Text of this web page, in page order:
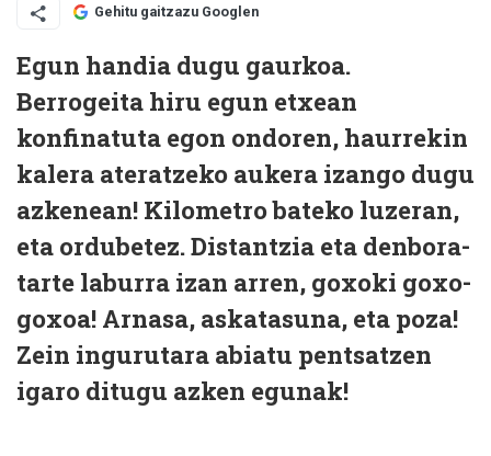
Gehitu gaitzazu Googlen
Egun handia dugu gaurkoa.
Berrogeita hiru egun etxean
konfinatuta egon ondoren, haurrekin
kalera ateratzeko aukera izango dugu
azkenean! Kilometro bateko luzeran,
eta ordubetez. Distantzia eta denbora-
tarte laburra izan arren, goxoki goxo-
goxoa! Arnasa, askatasuna, eta poza!
Zein ingurutara abiatu pentsatzen
igaro ditugu azken egunak!